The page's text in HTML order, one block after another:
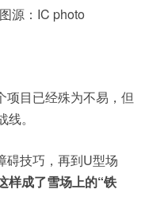
源：IC photo
项目已经殊为不易，但
。
碍技巧，再到U型场
样成了雪场上的“铁